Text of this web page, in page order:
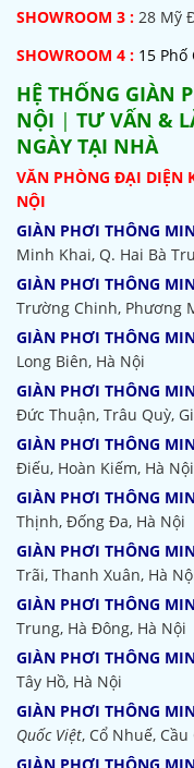
SHOWROOM 3 : 28 Mỹ
SHOWROOM 4 : 15 Phố
HỆ THỐNG GIÀN
NỘI | TƯ VẤN &
NGÀY TẠI NHÀ
VĂN PHÒNG ĐẠI DIỆN
NỘI
GIÀN PHƠI THÔNG
Minh Khai, Q. Hai Bà
GIÀN PHƠI THÔNG
Trường Chinh, Phương
GIÀN PHƠI THÔNG
Long Biên, Hà Nội
GIÀN PHƠI THÔNG
Đức Thuận, Trâu Quỳ,
GIÀN PHƠI THÔNG
Điếu, Hoàn Kiếm, Hà Nội
GIÀN PHƠI THÔNG
Thịnh, Đống Đa, Hà Nội
GIÀN PHƠI THÔNG
Trãi, Thanh Xuân, Hà
GIÀN PHƠI THÔNG
Trung, Hà Đông, Hà Nội
GIÀN PHƠI THÔNG
Tây Hồ, Hà Nội
GIÀN PHƠI THÔNG
Quốc Việt, Cổ Nhuế, Cầu
GIÀN PHƠI THÔNG